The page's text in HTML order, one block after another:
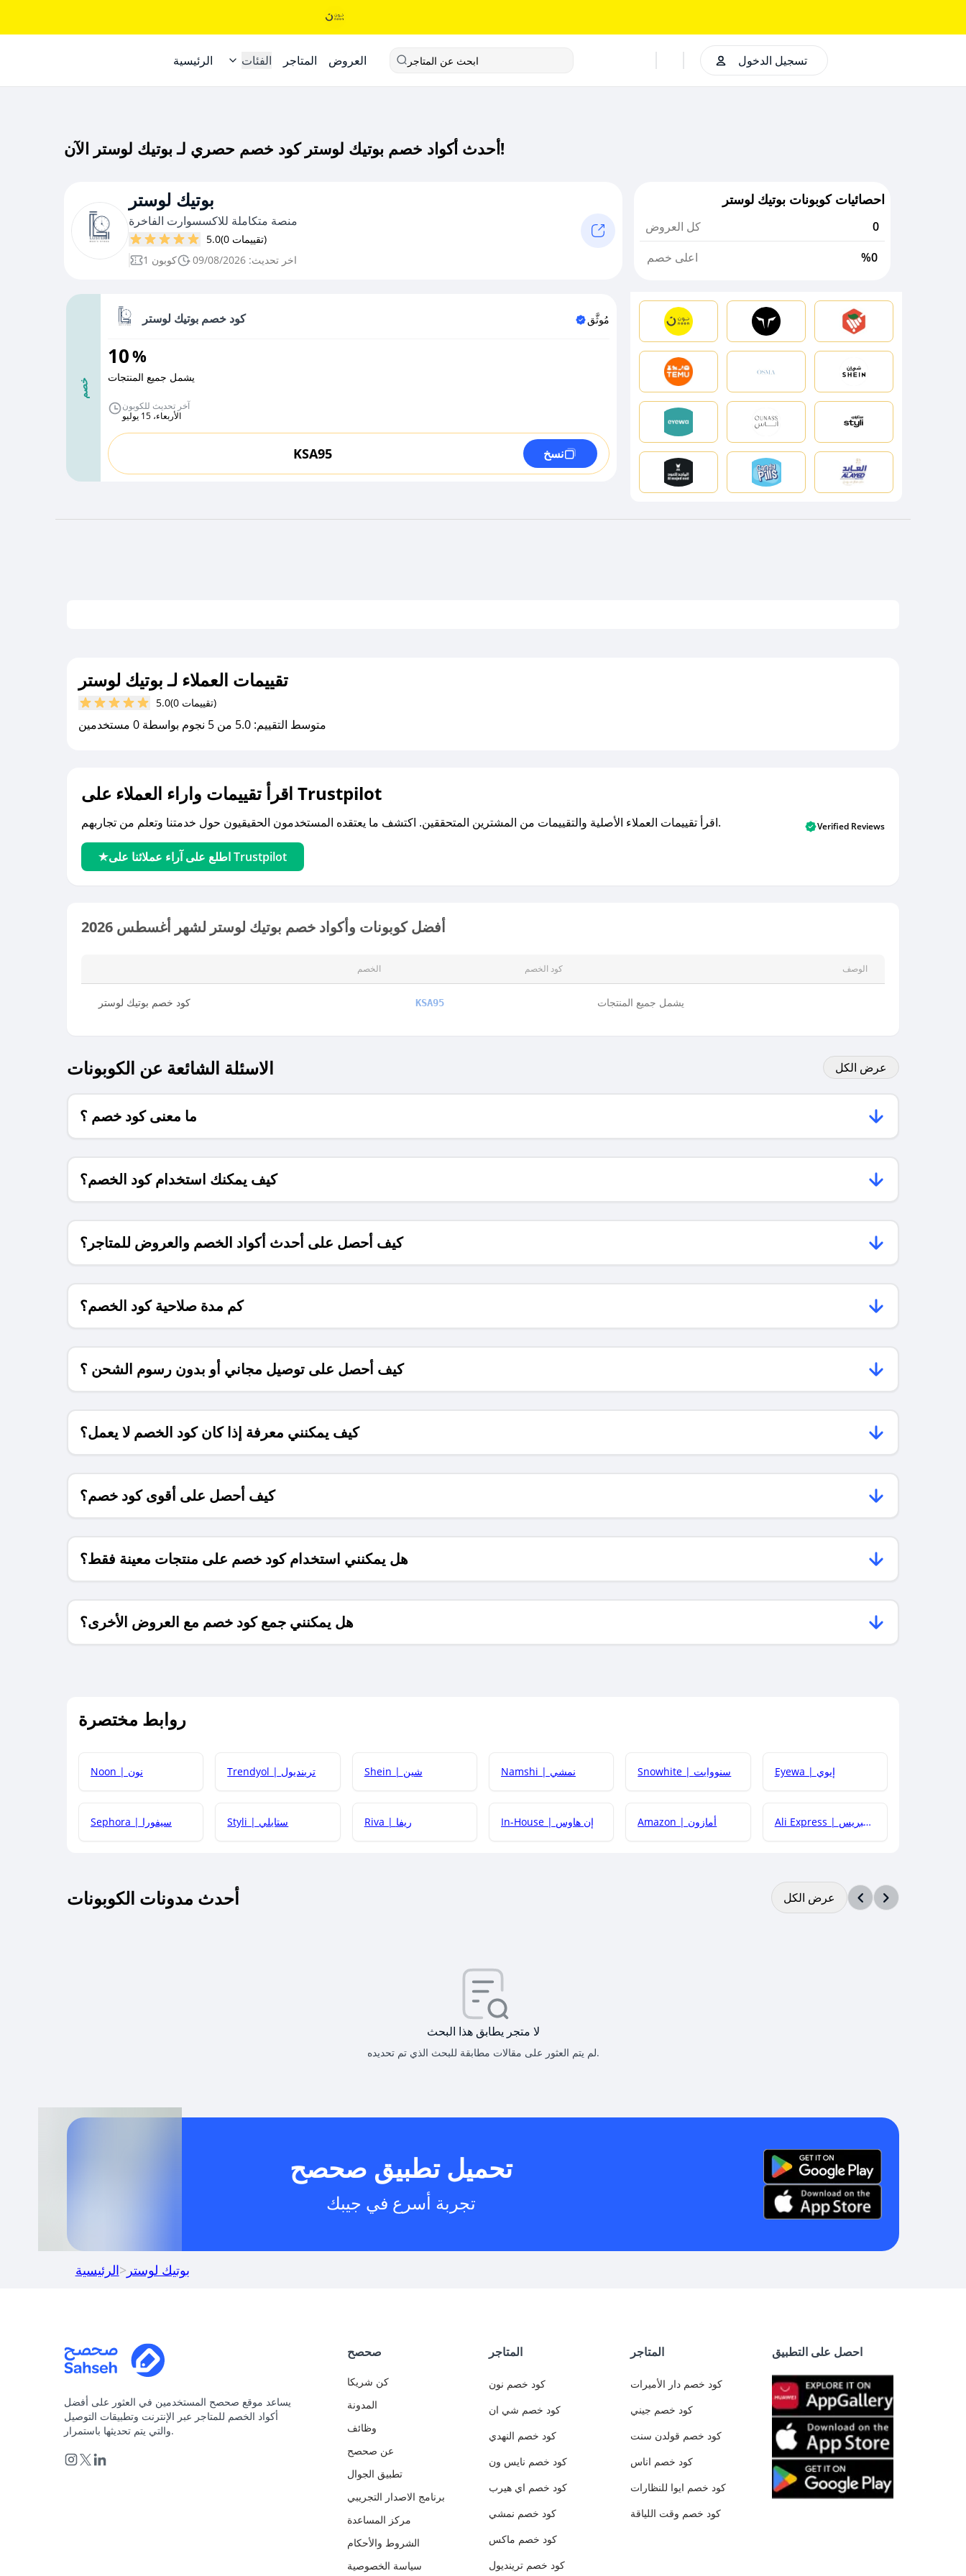
الرئيسية الفئات المتاجر العروض ابحث عن المتاجر تسجيل الدخول
أحدث أكواد خصم بوتيك لوستر كود خصم حصري لـ بوتيك لوستر الآن!
بوتيك لوستر
منصة متكاملة للاكسسوارت الفاخرة
5.0
(0 تقييمات)
1 كوبون
اخر تحديث: 09/08/2026
احصائيات كوبونات بوتيك لوستر
كل العروض
0
اعلى خصم
%0
خصم
كود خصم بوتيك لوستر مُوثَّق
10%
يشمل جميع المنتجات
آخر تحديث للكوبون
الأربعاء، 15 يوليو
KSA95 نسخ
تقييمات العملاء لـ بوتيك لوستر
5.0 (0 تقييمات)
متوسط التقييم: 5.0 من 5 نجوم بواسطة 0 مستخدمين
اقرأ تقييمات واراء العملاء على Trustpilot
اقرأ تقييمات العملاء الأصلية والتقييمات من المشترين المتحققين. اكتشف ما يعتقده المستخدمون الحقيقيون حول خدمتنا وتعلم من تجاربهم.
اطلع على آراء عملائنا على Trustpilot
Verified Reviews
أفضل كوبونات وأكواد خصم بوتيك لوستر لشهر أغسطس 2026
الخصم كود الخصم الوصف
كود خصم بوتيك لوستر KSA95 يشمل جميع المنتجات
الاسئلة الشائعة عن الكوبونات عرض الكل
ما معنى كود خصم ؟
كيف يمكنك استخدام كود الخصم؟
كيف أحصل على أحدث أكواد الخصم والعروض للمتاجر؟
كم مدة صلاحية كود الخصم؟
كيف أحصل على توصيل مجاني أو بدون رسوم الشحن ؟
كيف يمكنني معرفة إذا كان كود الخصم لا يعمل؟
كيف أحصل على أقوى كود خصم؟
هل يمكنني استخدام كود خصم على منتجات معينة فقط؟
هل يمكنني جمع كود خصم مع العروض الأخرى؟
هل يمكنني جمع كود خصم مع العروض الأخرى؟
روابط مختصرة
Noon | نون Trendyol | ترينديول Shein | شين Namshi | نمشي Snowhite | سنووايت Eyewa | إيوي
Sephora | سيفورا Styli | ستايلي Riva | ريفا In-House | إن هاوس Amazon | أمازون Ali Express | علي إكسبريس
أحدث مدونات الكوبونات عرض الكل
لا متجر يطابق هذا البحث
لم يتم العثور على مقالات مطابقة للبحث الذي تم تحديده.
تحميل تطبيق صحصح
تجربة أسرع في جيبك
الرئيسية> بوتيك لوستر
يساعد موقع صحصح المستخدمين في العثور على أفضل
أكواد الخصم للمتاجر عبر الإنترنت وتطبيقات التوصيل
والتي يتم تحديثها باستمرار.
صحصح
كن شريكا
المدونة
وظائف
عن صحصح
تطبيق الجوال
برنامج الاصدار التجريبي
مركز المساعدة
الشروط والأحكام
سياسة الخصوصية
المتاجر
كود خصم نون
كود خصم شي ان
كود خصم النهدي
كود خصم نايس ون
كود خصم اي هيرب
كود خصم نمشي
كود خصم ماكس
كود خصم ترينديول
المتاجر
كود خصم دار الأميرات
كود خصم جيني
كود خصم قولدن سنت
كود خصم اناس
كود خصم ايوا للنظارات
كود خصم وقت اللياقة
احصل على التطبيق